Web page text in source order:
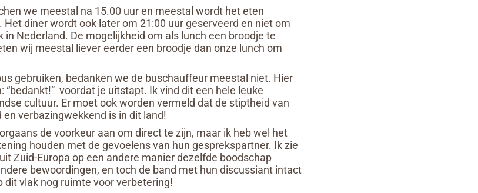
we meestal na 15.00 uur en meestal wordt het eten
diner wordt ook later om 21:00 uur geserveerd en niet om
in Nederland. De mogelijkheid om als lunch een broodje te
wij meestal liever eerder een broodje dan onze lunch om
gebruiken, bedanken we de buschauffeur meestal niet. Hier
“bedankt!” voordat je uitstapt. Ik vind dit een hele leuke
cultuur. Er moet ook worden vermeld dat de stiptheid van
verbazingwekkend is in dit land!
de voorkeur aan om direct te zijn, maar ik heb wel het
houden met de gevoelens van hun gesprekspartner. Ik zie
Zuid-Europa op een andere manier dezelfde boodschap
bewoordingen, en toch de band met hun discussiant intact
dit vlak nog ruimte voor verbetering!